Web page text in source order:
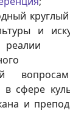
и
реалии
в сфере
и